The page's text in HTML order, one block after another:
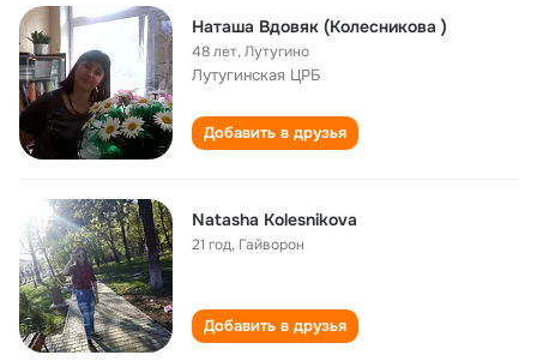
Наташа Вдовяк (Колесникова )
48 лет,Лутугино
Лутугинская ЦРБ
Добавить в друзья
Natasha Kolesnikova
21 год, Гайворон
Добавить в друзья